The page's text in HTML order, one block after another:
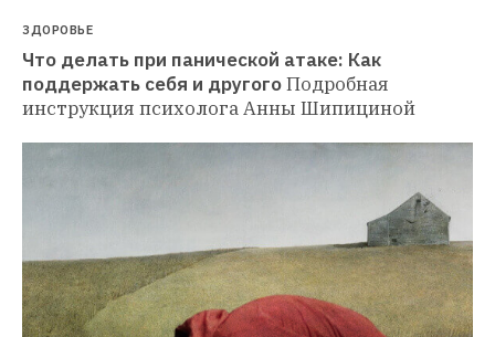
ЗДОРОВЬЕ
Что делать при панической атаке: Как
поддержать себя и другогоПодробная
инструкция психолога Анны Шипициной